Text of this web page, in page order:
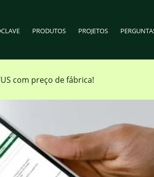
PRODUTOS PROJETOS
com preço de fábrica!